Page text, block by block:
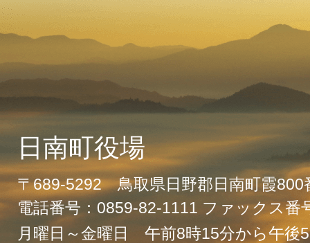
日南町役場
〒689-5292 鳥取県日野郡日南町霞800
電話番号：0859-82-1111 ファックス番
月曜日～金曜日 午前8時15分から午後